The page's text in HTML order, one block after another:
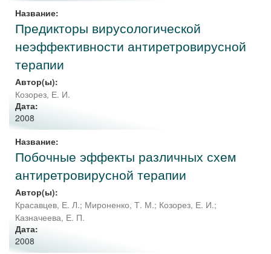
Название:
Предикторы вирусологической
неэффективности антиретровирусной
терапии
Автор(ы):
Козорез, Е. И.
Дата:
2008
Название:
Побочные эффекты различных схем
антиретровирусной терапии
Автор(ы):
Красавцев, Е. Л.; Мироненко, Т. М.; Козорез, Е. И.;
Казначеева, Е. П.
Дата:
2008